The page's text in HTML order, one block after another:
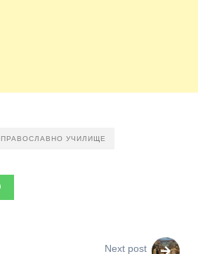
ПРАВОСЛАВНО УЧИЛИЩЕ
Next post